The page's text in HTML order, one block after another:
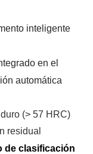
inteligente
en el
automática
(> 57 HRC)
residual
de clasificación